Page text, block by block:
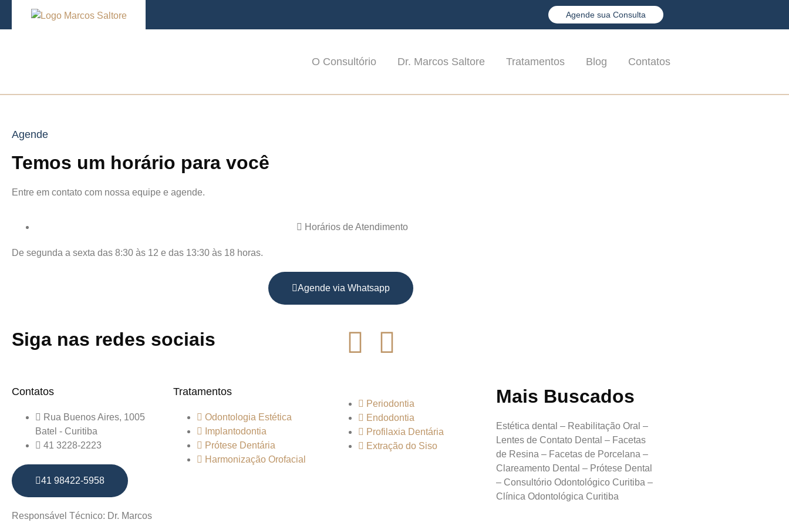
Agende sua Consulta
O Consultório Dr. Marcos Saltore Tratamentos Blog Contatos
Agende
Temos um horário para você
Entre em contato com nossa equipe e agende.
Horários de Atendimento
De segunda a sexta das 8:30 às 12 e das 13:30 às 18 horas.​
Agende via Whatsapp
Siga nas redes sociais
Contatos
Rua Buenos Aires, 1005
Batel - Curitiba
41 3228-2223
41 98422-5958
Responsável Técnico: Dr. Marcos
Tratamentos
Odontologia Estética
Implantodontia
Prótese Dentária
Harmonização Orofacial
Periodontia
Endodontia
Profilaxia Dentária
Extração do Siso
Mais Buscados
Estética dental – Reabilitação Oral –
Lentes de Contato Dental – Facetas
de Resina – Facetas de Porcelana –
Clareamento Dental – Prótese Dental
– Consultório Odontológico Curitiba –
Clínica Odontológica Curitiba